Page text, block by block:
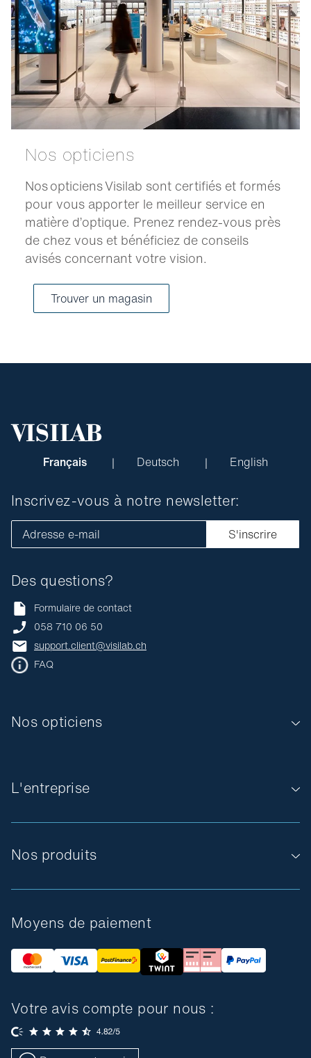
Nos opticiens
Nos opticiens Visilab sont certifiés et formés
pour vous apporter le meilleur service en
matière d’optique. Prenez rendez-vous près
de chez vous et bénéficiez de conseils
avisés concernant votre vision.
Trouver un magasin
Français Deutsch English
L'entreprise
Nos produits
Nos opticiens
Des questions?
Formulaire de contact
058 710 06 50
support.client@visilab.ch
FAQ
Inscrivez-vous à notre newsletter:
Adresse e-mail S'inscrire
Moyens de paiement
Votre avis compte pour nous :